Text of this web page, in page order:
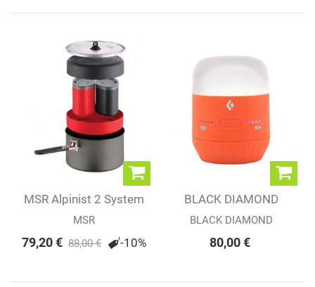
MSR Alpinist 2 System
MSR
79,20 € 88,00 € -10%
BLACK DIAMOND
MOJI CHARGING...
BLACK DIAMOND
80,00 €